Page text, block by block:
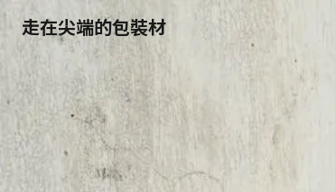
走在尖端的包裝材